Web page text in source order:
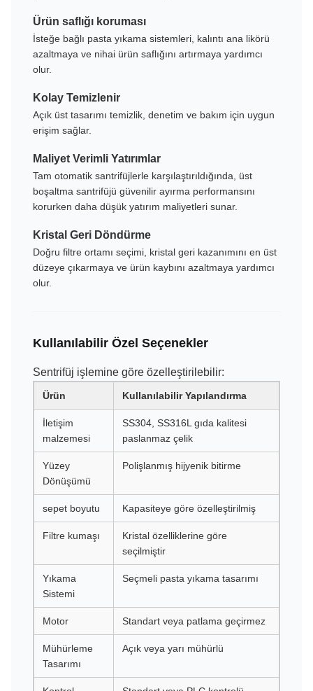
Ürün saflığı koruması
İsteğe bağlı pasta yıkama sistemleri, kalıntı ana likörü
azaltmaya ve nihai ürün saflığını artırmaya yardımcı
olur.
Kolay Temizlenir
Açık üst tasarımı temizlik, denetim ve bakım için uygun
erişim sağlar.
Maliyet Verimli Yatırımlar
Tam otomatik santrifüjlerle karşılaştırıldığında, üst
boşaltma santrifüjü güvenilir ayırma performansını
korurken daha düşük yatırım maliyetleri sunar.
Kristal Geri Döndürme
Doğru filtre ortamı seçimi, kristal geri kazanımını en üst
düzeye çıkarmaya ve ürün kaybını azaltmaya yardımcı
olur.
Kullanılabilir Özel Seçenekler
Sentrifüj işlemine göre özelleştirilebilir:
Ürün Kullanılabilir Yapılandırma
İletişim
malzemesi
SS304, SS316L gıda kalitesi
paslanmaz çelik
Yüzey
Dönüşümü
Polişlanmış hijyenik bitirme
sepet boyutu Kapasiteye göre özelleştirilmiş
Filtre kumaşı
Kristal özelliklerine göre
seçilmiştir
Yıkama
Sistemi
Seçmeli pasta yıkama tasarımı
Motor Standart veya patlama geçirmez
Mühürleme
Tasarımı
Açık veya yarı mühürlü